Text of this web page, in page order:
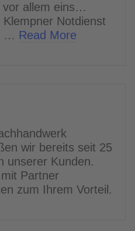
vor allem eins…
Notdienst
… Read More
wir bereits seit 25
unserer Kunden.
Partner
zum Ihrem Vorteil.